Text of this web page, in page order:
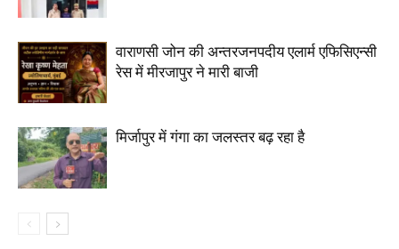
वाराणसी जोन की अन्तरजनपदीय एलार्म एफिसिएन्सी
रेस में मीरजापुर ने मारी बाजी
मिर्जापुर में गंगा का जलस्तर बढ़ रहा है